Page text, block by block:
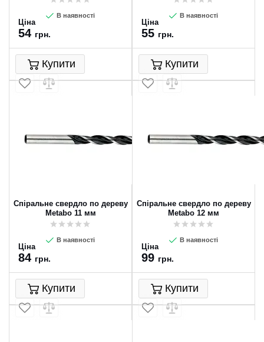
В наявності
Ціна
54 грн.
Купити
В наявності
Ціна
55 грн.
Купити
Спіральне свердло по дереву
Metabo 11 мм
В наявності
Ціна
84 грн.
Купити
Спіральне свердло по дереву
Metabo 12 мм
В наявності
Ціна
99 грн.
Купити